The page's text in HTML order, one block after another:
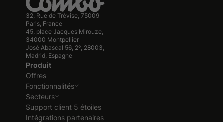
32, Rue de Trévise, 75009
Paris, France
45, place Jacques Mirouze,
34000 Montpellier
José Abascal 56, 2º, 28003,
Madrid, Espagne
Produit
Offres
Fonctionnalités
Secteurs
Support client 5 étoiles
Intégrations partenaires